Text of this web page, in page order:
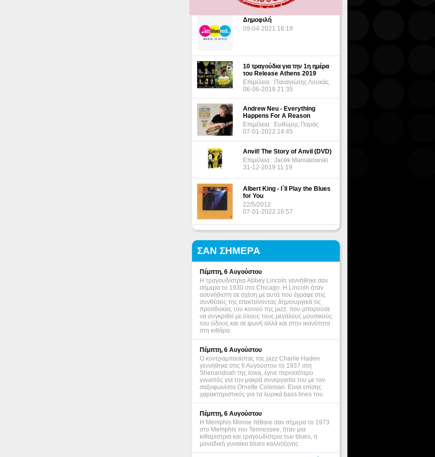
Δημοφιλή
09-04-2021 16:19
10 τραγούδια για την 1η ημέρα
του Release Athens 2019
Επιμέλεια : Παναγιώτης Λουκάς
06-06-2019 21:35
Andrew Neu - Everything
Happens For A Reason
Επιμέλεια : Ευθύμης Παράς
07-01-2022 14:45
Anvil! The Story of Anvil (DVD)
Επιμέλεια : Jacek Maniakowski
31-12-2019 11:19
Albert King - I΄ll Play the Blues
for You
22/5/2012
07-01-2022 16:57
ΣΑΝ ΣΗΜΕΡΑ
Πέμπτη, 6 Αυγούστου
Η τραγουδίστρια Abbey Lincoln γεννήθηκε σαν
σήμερα το 1930 στο Chicago. Η Lincoln ήταν
ασυνήθιστη σε σχέση με αυτά που έγραφε στις
συνθέσεις της επεκτείνοντας δημιουργικά τις
προσδοκίες του κοινού της jazz. που μπορούσε
να συγκριθεί με όλους τους μεγάλους μουσικούς
του είδους και σε φωνή αλλά και στην ικανότητα
στη κιθάρα.
Πέμπτη, 6 Αυγούστου
Ο κοντραμπασίστας της jazz Charlie Haden
γεννήθηκε στις 6 Αυγούστου το 1937 στη
Shenandoah της Iowa, έγινε περισσότερο
γνωστός για την μακρά συνεργασία του με τον
σαξοφωνίστα Ornette Coleman. Είναι επίσης
χαρακτηριστικός για τα λυρικά bass lines του.
Πέμπτη, 6 Αυγούστου
Η Memphis Minnie πέθανε σαν σήμερα το 1973
στο Memphis του Tennessee, ήταν μια
κιθαρίστρια και τραγουδίστρια των blues, η
μοναδική γυναίκα blues καλλιτέχνης